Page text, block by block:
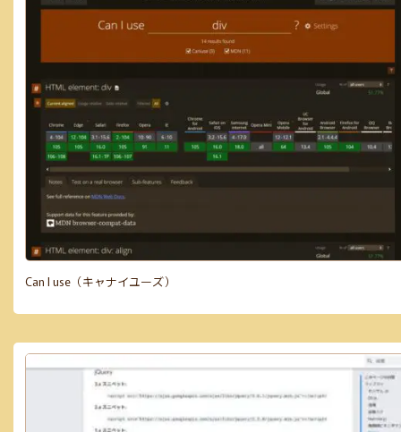
Can I use（キャナイユーズ）